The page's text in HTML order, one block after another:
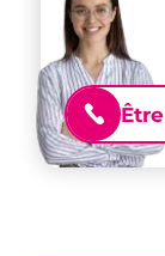
📞